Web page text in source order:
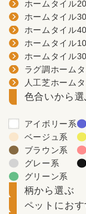
ホームタイル
ホームタイル
ホームタイル
ホームタイル
ホームタイル
ラグ調ホーム
人工芝ホーム
色合いから選
アイボリー系
ベージュ系
ブラウン系
グレー系
グリーン系
柄から選ぶ
ペットにおす